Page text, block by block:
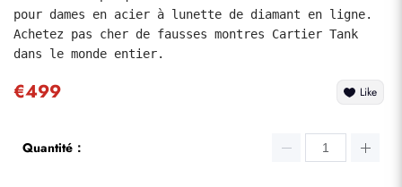
pour dames en acier à lunette de diamant en ligne.
Achetez pas cher de fausses montres Cartier Tank
dans le monde entier.
€499 Like
Quantité：